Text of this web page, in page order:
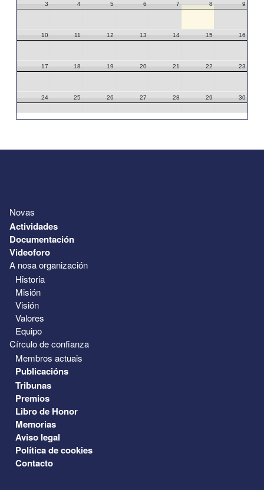
3 4 5 6 7 8 9
10 11 12 13 14 15 16
17 18 19 20 21 22 23
24 25 26 27 28 29 30
Novas
Actividades
Documentación
Videoforo
A nosa organización
Historia
Misión
Visión
Valores
Equipo
Círculo de confianza
Membros actuais
Publicacións
Tribunas
Premios
Libro de Honor
Memorias
Aviso legal
Política de cookies
Contacto